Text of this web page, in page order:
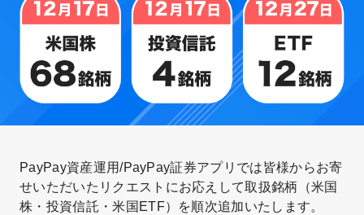
PayPay資産運用/PayPay証券アプリでは皆様からお寄
せいただいたリクエストにお応えして取扱銘柄（米国
株・投資信託・米国ETF）を順次追加いたします。